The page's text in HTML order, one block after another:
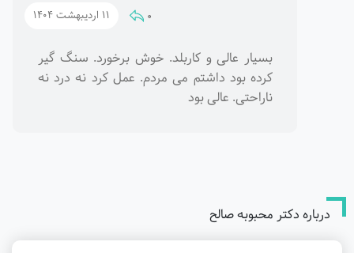
0 11 اردیبهشت 1404
بسیار عالی و کاربلد. خوش برخورد. سنگ گیر
کرده بود داشتم می مردم. عمل کرد نه درد نه
ناراحتی. عالی بود
درباره دکتر محبوبه صالح